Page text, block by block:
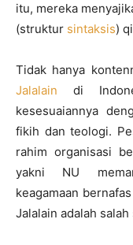
itu, mereka
(struktur sintaksis)
Tidak hanya
Jalalain di
kesesuaiannya
fikih dan teologi.
rahim organisasi
yakni NU
keagamaan bernafas
Jalalain adalah